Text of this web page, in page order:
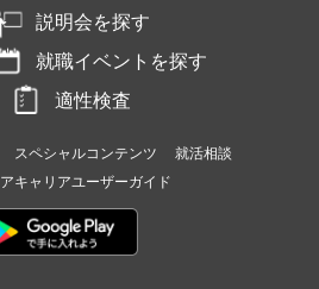
説明会を探す
就職イベントを探す
適性検査
スペシャルコンテンツ
就活相談
キャリアユーザーガイド